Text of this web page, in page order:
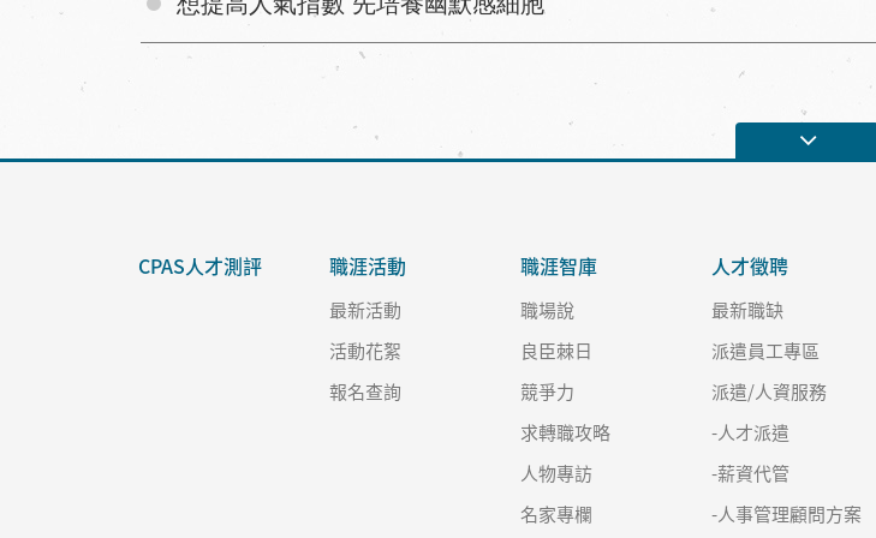
CPAS人才測評 職涯活動
最新活動
活動花絮
報名查詢
職涯智庫
職場說
良臣棘日
競爭力
求轉職攻略
人物專訪
名家專欄
人才徵聘
最新職缺
派遣員工專區
派遣/人資服務
-人才派遣
-薪資代管
-人事管理顧問方案